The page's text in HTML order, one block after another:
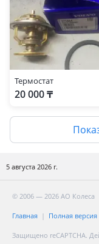
Термостат
20 000 ₸
5 августа 2026 г.
© 2006 — 2026 АО Колеса
Главная Полная версия
Защищено reCAPTCHA.